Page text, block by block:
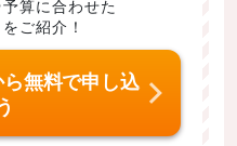
算に合わせた
ご紹介！
ら無料で申し込